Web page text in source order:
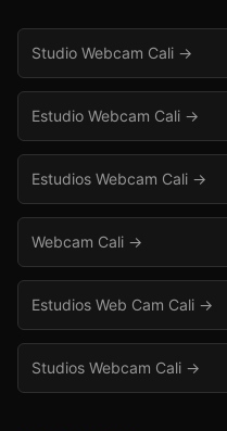
Studio Webcam Cali →
Estudio Webcam Cali →
Estudios Webcam Cali →
Webcam Cali →
Estudios Web Cam Cali →
Studios Webcam Cali →